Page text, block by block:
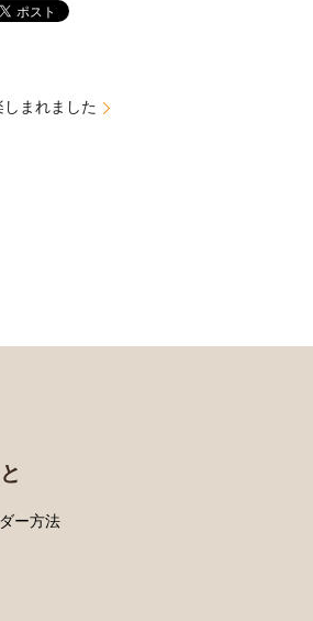
まれました
ー方法